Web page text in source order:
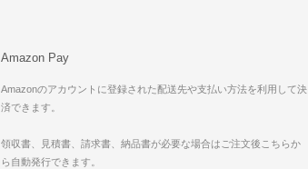
Amazon Pay
Amazonのアカウントに登録された配送先や支払い方法を利用して決
済できます。
領収書、見積書、請求書、納品書が必要な場合はご注文後こちらか
ら自動発行できます。